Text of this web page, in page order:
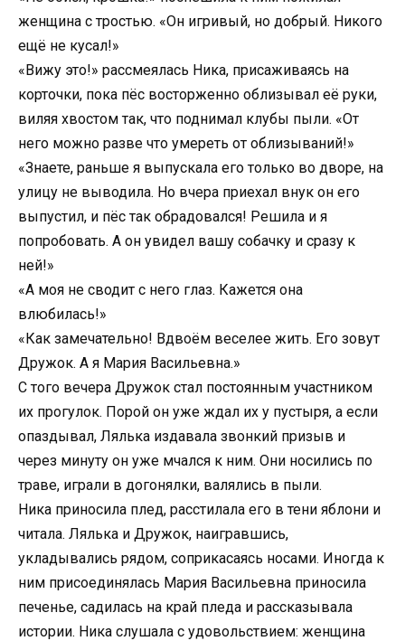
женщина с тростью. «Он игривый, но добрый. Никого
ещё не кусал!»
«Вижу это!» рассмеялась Ника, присаживаясь на
корточки, пока пёс восторженно облизывал её руки,
виляя хвостом так, что поднимал клубы пыли. «От
него можно разве что умереть от облизываний!»
«Знаете, раньше я выпускала его только во дворе, на
улицу не выводила. Но вчера приехал внук он его
выпустил, и пёс так обрадовался! Решила и я
попробовать. А он увидел вашу собачку и сразу к
ней!»
«А моя не сводит с него глаз. Кажется она
влюбилась!»
«Как замечательно! Вдвоём веселее жить. Его зовут
Дружок. А я Мария Васильевна.»
С того вечера Дружок стал постоянным участником
их прогулок. Порой он уже ждал их у пустыря, а если
опаздывал, Лялька издавала звонкий призыв и
через минуту он уже мчался к ним. Они носились по
траве, играли в догонялки, валялись в пыли.
Ника приносила плед, расстилала его в тени яблони и
читала. Лялька и Дружок, наигравшись,
укладывались рядом, соприкасаясь носами. Иногда к
ним присоединялась Мария Васильевна приносила
печенье, садилась на край пледа и рассказывала
истории. Ника слушала с удовольствием: женщина